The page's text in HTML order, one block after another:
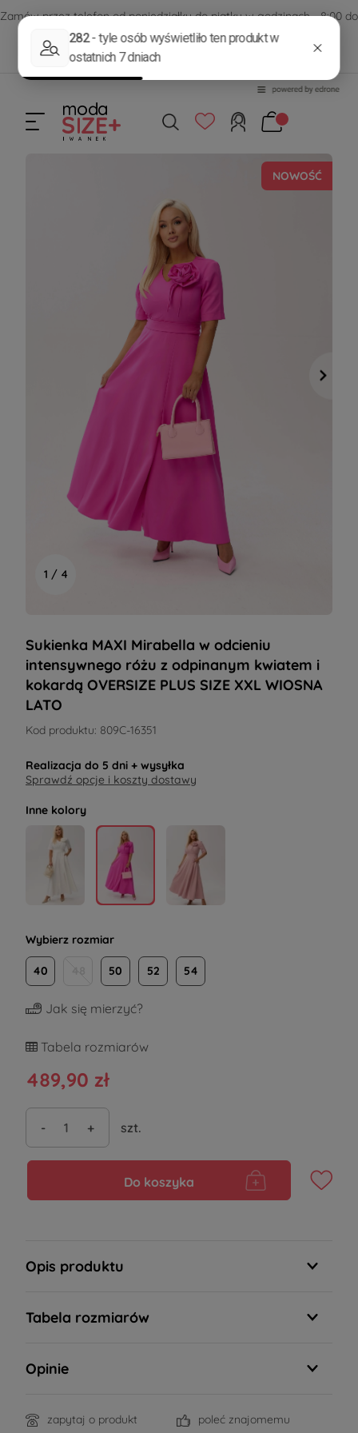
Zamów przez telefon od poniedziałku do piątku w godzinach - 8:00 do
15:00
570 390 351
sklep@modasizeplus.pl
NOWOŚĆ
1 / 4
Sukienka MAXI Mirabella w odcieniu
intensywnego różu z odpinanym kwiatem i
kokardą OVERSIZE PLUS SIZE XXL WIOSNA
LATO
Kod produktu: 809C-16351
Realizacja do 5 dni + wysyłka
Sprawdź opcje i koszty dostawy
Inne kolory
Wybierz rozmiar
40 50 52 54
Jak się mierzyć?
Tabela rozmiarów
489,90 zł
- + szt.
Do koszyka
Opis produktu
Tabela rozmiarów
Opinie
zapytaj o produkt poleć znajomemu